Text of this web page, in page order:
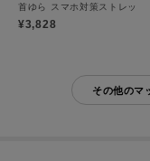
首ゆら スマホ対策ストレッチ
¥3,828
その他のマ